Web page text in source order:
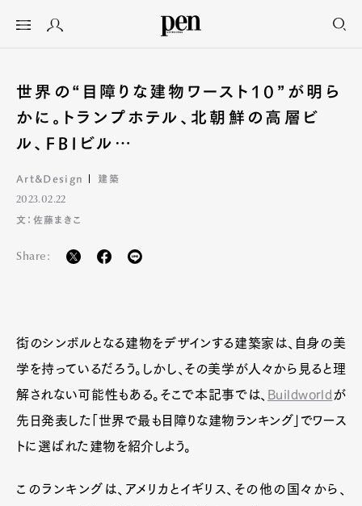
世界の“目障りな建物ワースト10”が明ら
かに。トランプホテル、北朝鮮の高層ビ
ル、FBIビル…
Art&Design 建築
2023.02.22
文：佐藤まきこ
Share:
街のシンボルとなる建物をデザインする建築家は、自身の美
学を持っているだろう。しかし、その美学が人々から見ると理
解されない可能性もある。そこで本記事では、
Buildworld が
先日発表した「世界で最も目障りな建物ランキング」でワース
トに選ばれた建物を紹介しよう。
このランキングは、アメリカとイギリス、その他の国々から、